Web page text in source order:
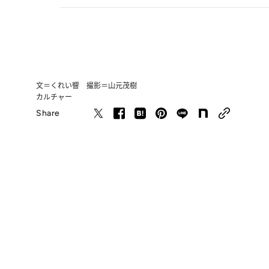
文＝くれい響 撮影＝山元茂樹
カルチャー
Share